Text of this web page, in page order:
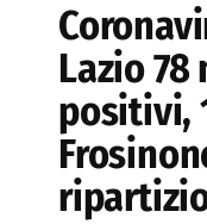
Lazio 78
positivi,